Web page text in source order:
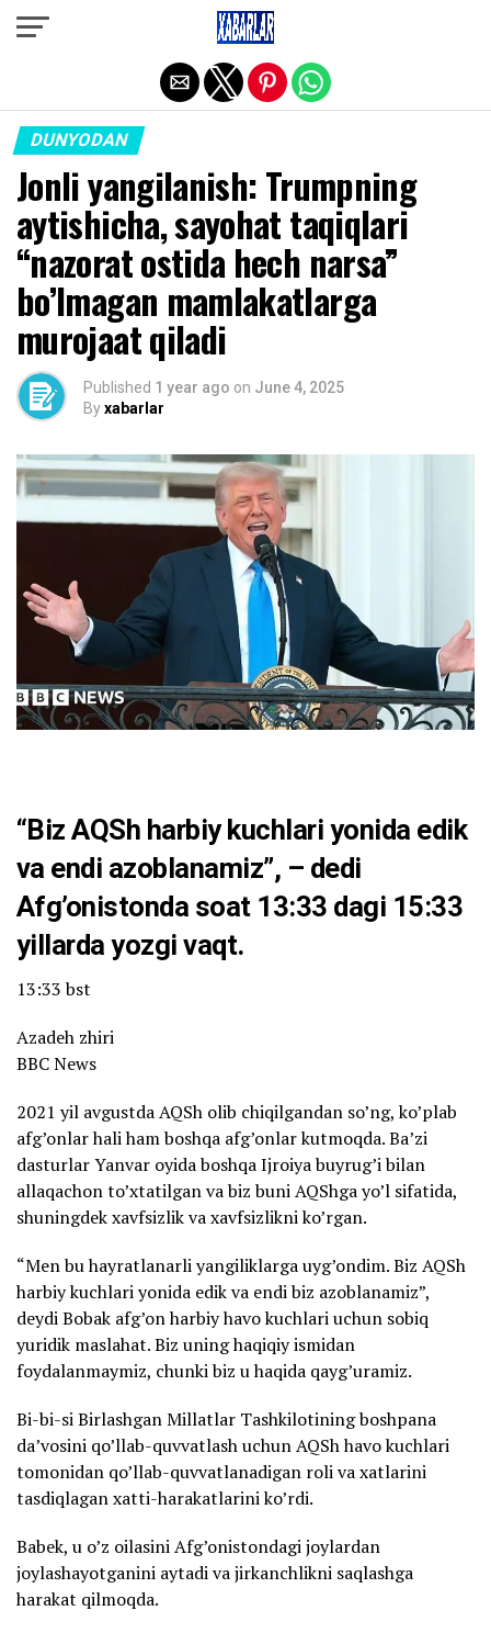
DUNYODAN
Jonli yangilanish: Trumpning
aytishicha, sayohat taqiqlari
“nazorat ostida hech narsa”
bo’lmagan mamlakatlarga
murojaat qiladi
Published 1 year ago on June 4, 2025
Byxabarlar
“Biz AQSh harbiy kuchlari yonida edik
va endi azoblanamiz”, – dedi
Afg’onistonda soat 13:33 dagi 15:33
yillarda yozgi vaqt.
13:33 bst
Azadeh zhiri
BBC News
2021 yil avgustda AQSh olib chiqilgandan so’ng, ko’plab
afg’onlar hali ham boshqa afg’onlar kutmoqda. Ba’zi
dasturlar Yanvar oyida boshqa Ijroiya buyrug’i bilan
allaqachon to’xtatilgan va biz buni AQShga yo’l sifatida,
shuningdek xavfsizlik va xavfsizlikni ko’rgan.
“Men bu hayratlanarli yangiliklarga uyg’ondim. Biz AQSh
harbiy kuchlari yonida edik va endi biz azoblanamiz”,
deydi Bobak afg’on harbiy havo kuchlari uchun sobiq
yuridik maslahat. Biz uning haqiqiy ismidan
foydalanmaymiz, chunki biz u haqida qayg’uramiz.
Bi-bi-si Birlashgan Millatlar Tashkilotining boshpana
da’vosini qo’llab-quvvatlash uchun AQSh havo kuchlari
tomonidan qo’llab-quvvatlanadigan roli va xatlarini
tasdiqlagan xatti-harakatlarini ko’rdi.
Babek, u o’z oilasini Afg’onistondagi joylardan
joylashayotganini aytadi va jirkanchlikni saqlashga
harakat qilmoqda.
Exit mobile version